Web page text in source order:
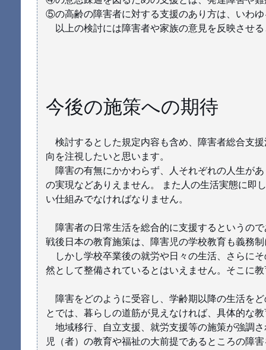
⑤の高齢の障害者に対する支援のあり方は、いわ
以上の検討には障害者や家族の意見を反映させ
今後の施策への期待
検討するとした規定内容も含め、障害者総合支
向を注視したいと思います。
障害の有無にかかわらず、人それぞれの人生が
の実現などありえません。 また人の生活実態に即
い仕組みでなければなりません。
障害者の日常生活を総合的に支援するというの
戦後日本の教育施策は、障害児の学校教育も義務
しかし学校卒業後の就労や日々の生活、さらに
然として整備されているとはいえません。そこに
障害をどのように受容し、学齢期以降の生活を
とでは、暮らしの道筋が見えなければ、具体的な
地域移行、自立支援、就労支援等の施策が強調
児（者）の教育や福祉の大前提であるところの障